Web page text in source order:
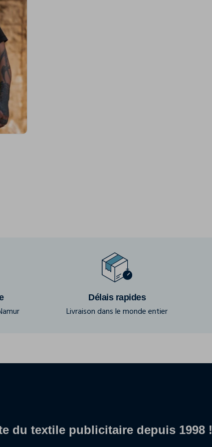
Délais rapides
Livraison dans le monde entier
du textile publicitaire depuis 1998 !